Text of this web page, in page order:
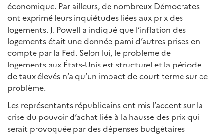
économique. Par ailleurs, de nombreux Démocrates
ont exprimé leurs inquiétudes liées aux prix des
logements. J. Powell a indiqué que l’inflation des
logements était une donnée pami d’autres prises en
compte par la Fed. Selon lui, le problème de
logements aux États-Unis est structurel et la période
de taux élevés n’a qu’un impact de court terme sur ce
problème.
Les représentants républicains ont mis l’accent sur la
crise du pouvoir d’achat liée à la hausse des prix qui
serait provoquée par des dépenses budgétaires